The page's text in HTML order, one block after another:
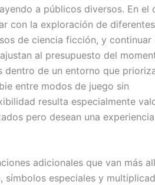
a públicos diversos. En el
con la exploración de
de ciencia ficción, y continuar
al presupuesto del
de un entorno que
entre modos de juego sin
resulta especialmente
pero desean una experiencia
adicionales que van más
especiales y